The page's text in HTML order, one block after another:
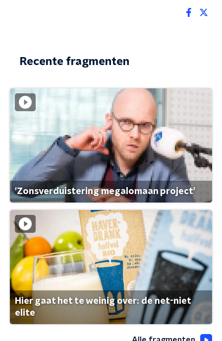
Recente fragmenten
'Zonsverduistering megalomaan project'
Hier gaat het te weinig over: de net-niet
elite